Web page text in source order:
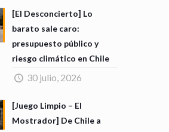
[El Desconcierto] Lo
barato sale caro:
presupuesto público y
riesgo climático en Chile
30 julio, 2026
[Juego Limpio – El
Mostrador] De Chile a